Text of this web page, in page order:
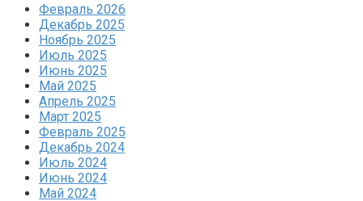
Февраль 2026
Декабрь 2025
Ноябрь 2025
Июль 2025
Июнь 2025
Май 2025
Апрель 2025
Март 2025
Февраль 2025
Декабрь 2024
Июль 2024
Июнь 2024
Май 2024